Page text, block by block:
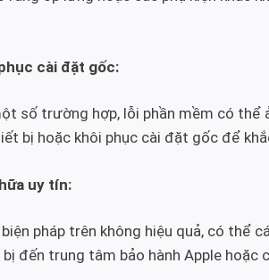
cài đặt gốc:
số trường hợp, lỗi phần mềm có thể
bị hoặc khôi phục cài đặt gốc để
uy tín:
biện pháp trên không hiệu quả, có thể
đến trung tâm bảo hành Apple